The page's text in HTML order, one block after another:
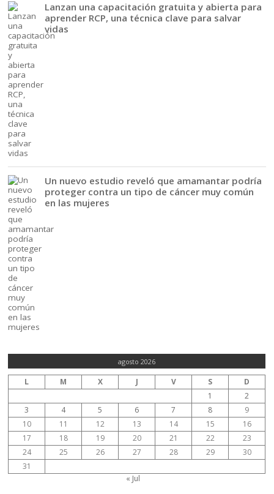
Lanzan una capacitación gratuita y abierta para
aprender RCP, una técnica clave para salvar
vidas
Un nuevo estudio reveló que amamantar podría
proteger contra un tipo de cáncer muy común
en las mujeres
agosto 2026
L M X J V S
D
1
2
3
4 5 6 7 8
9
10
11 12 13 14 15
16
17
18 19 20 21 22
23
24
25 26 27 28 29
30
31
« Jul